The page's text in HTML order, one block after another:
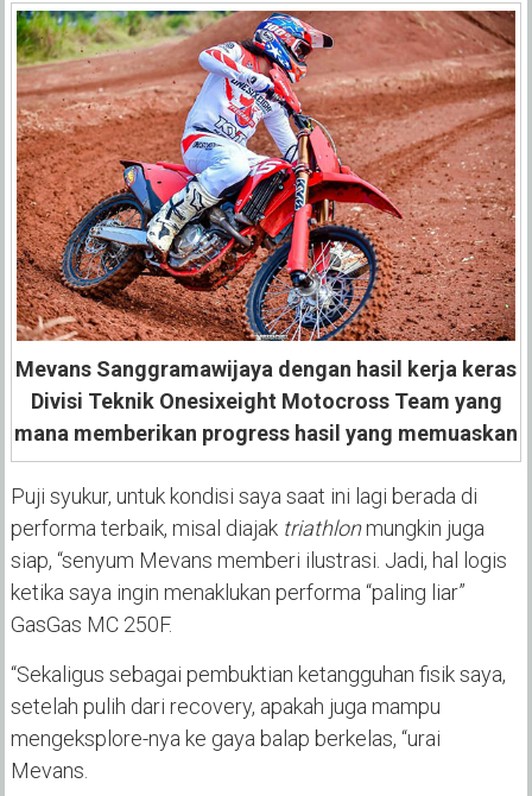
Mevans Sanggramawijaya dengan hasil kerja keras
Divisi Teknik Onesixeight Motocross Team yang
mana memberikan progress hasil yang memuaskan
Puji syukur, untuk kondisi saya saat ini lagi berada di
performa terbaik, misal diajak triathlonmungkin juga
siap, “senyum Mevans memberi ilustrasi. Jadi, hal logis
ketika saya ingin menaklukan performa “paling liar”
GasGas MC 250F.
“Sekaligus sebagai pembuktian ketangguhan fisik saya,
setelah pulih dari recovery, apakah juga mampu
mengeksplore-nya ke gaya balap berkelas, “urai
Mevans.